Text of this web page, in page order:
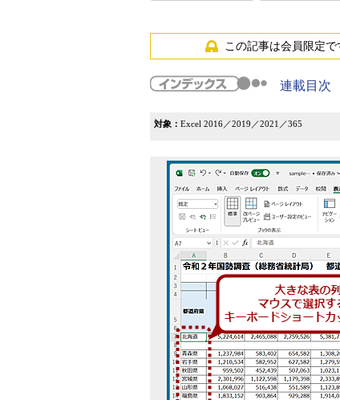
この記事は会員限定で
連載目次
対象： Excel 2016／2019／2021／365